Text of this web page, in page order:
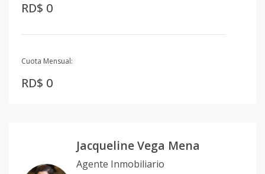
RD$ 0
Cuota Mensual:
RD$ 0
Jacqueline Vega Mena
Agente Inmobiliario